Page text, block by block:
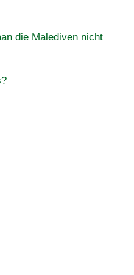
die Malediven nicht